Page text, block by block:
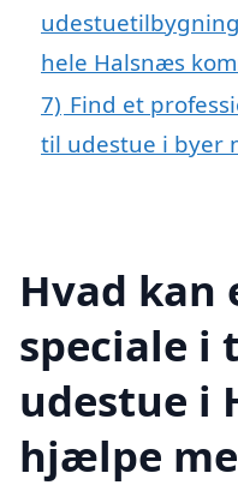
hele Halsnæs
7) Find et
til udestue i byer
Hvad kan
speciale i
udestue i
hjælpe